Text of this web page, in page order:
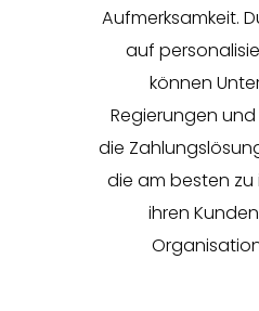
Aufmerksamkeit.
auf
können
Regierungen
die
die am besten zu
ihren